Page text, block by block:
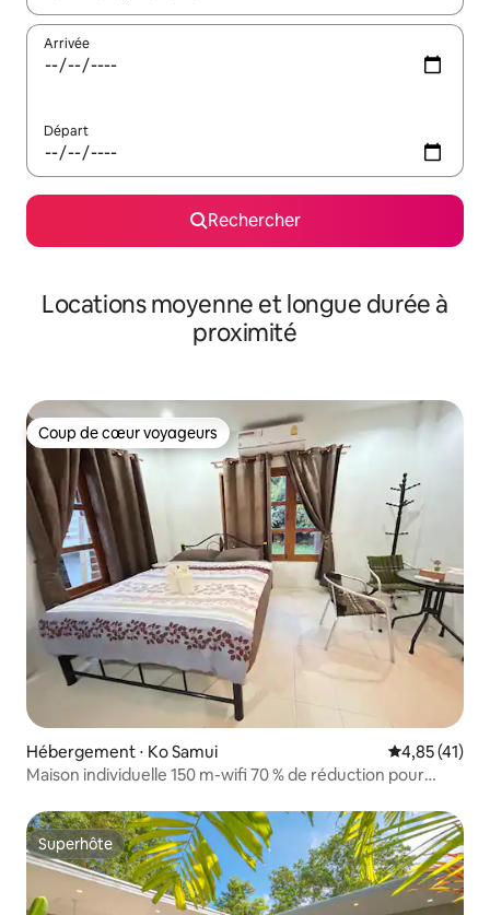
Arrivée
Départ
Rechercher
Locations moyenne et longue durée à
proximité
Coup de cœur voyageurs
Coup de cœur voyageurs
Hébergement ⋅ Ko Samui Évaluation
4,85 (41)
Maison individuelle 150 m-wifi 70 % de réduction pour
Superhôte
Superhôte